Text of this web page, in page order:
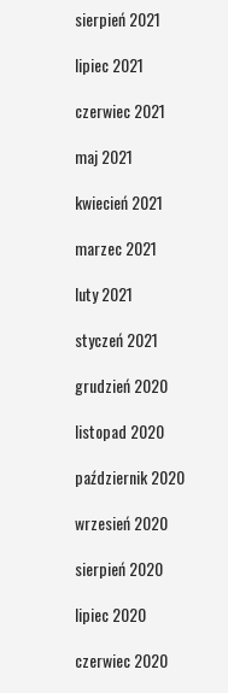
sierpień 2021
lipiec 2021
czerwiec 2021
maj 2021
kwiecień 2021
marzec 2021
luty 2021
styczeń 2021
grudzień 2020
listopad 2020
październik 2020
wrzesień 2020
sierpień 2020
lipiec 2020
czerwiec 2020